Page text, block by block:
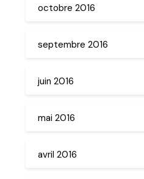
octobre 2016
septembre 2016
juin 2016
mai 2016
avril 2016